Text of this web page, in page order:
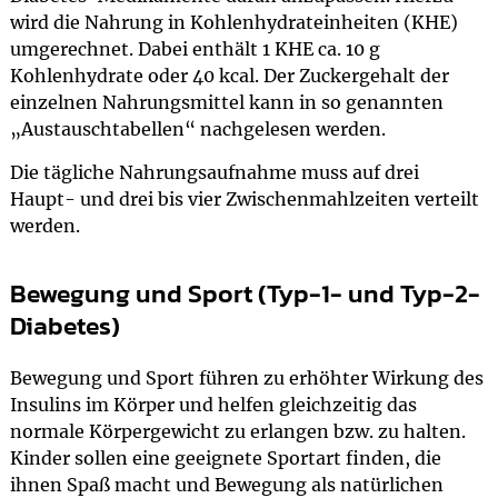
wird die Nahrung in Kohlenhydrateinheiten (KHE)
umgerechnet. Dabei enthält 1 KHE ca. 10 g
Kohlenhydrate oder 40 kcal. Der Zuckergehalt der
einzelnen Nahrungsmittel kann in so genannten
„Austauschtabellen“ nachgelesen werden.
Die tägliche Nahrungsaufnahme muss auf drei
Haupt- und drei bis vier Zwischenmahlzeiten verteilt
werden.
Bewegung und Sport (Typ-1- und Typ-2-
Diabetes)
Bewegung und Sport führen zu erhöhter Wirkung des
Insulins im Körper und helfen gleichzeitig das
normale Körpergewicht zu erlangen bzw. zu halten.
Kinder sollen eine geeignete Sportart finden, die
ihnen Spaß macht und Bewegung als natürlichen